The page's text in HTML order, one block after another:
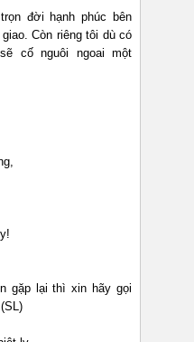
đời hạnh phúc bên
Còn riêng tôi dù có
cố nguôi ngoai một
gặp lại thì xin hãy gọi